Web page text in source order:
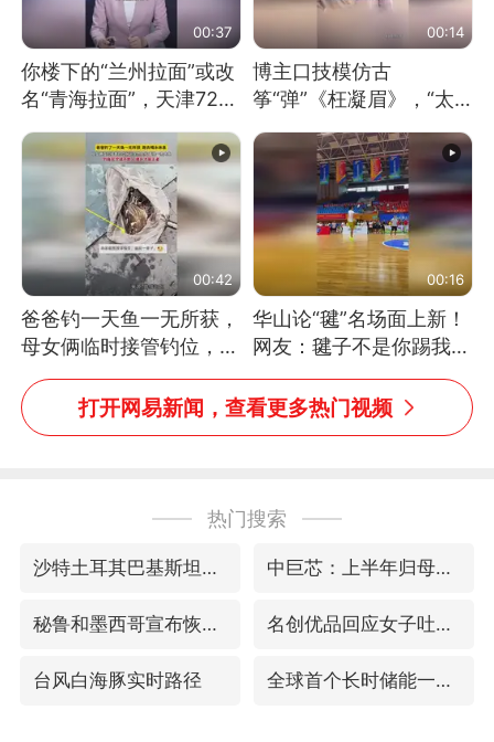
00:37
你楼下的“兰州拉面”或改
名“青海拉面”，天津72家
面馆已集体更换招牌
00:14
博主口技模仿古
筝“弹”《枉凝眉》，“太
像了～你是吃古筝长大的
吗？”“或将成为首位考级
不带古筝的选手。”（来
源：新华每日电讯）
00:42
爸爸钓一天鱼一无所获，
母女俩临时接管钓位，用
玩具鱼竿钓上大鱼
00:16
华山论“毽”名场面上新！
网友：毽子不是你踢我
捡，我踢你捡吗
打开网易新闻，查看更多热门视频
热门搜索
沙特土耳其巴基斯坦签署共同防务协议 中巨芯：上半年归母净利润1405.77万元
秘鲁和墨西哥宣布恢复外交关系 名创优品回应女子吐槽内裤质量差
台风白海豚实时路径 全球首个长时储能一体化产业园量产